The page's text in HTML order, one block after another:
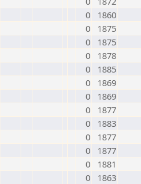
0
1860
0
1875
0
1875
0
1878
0
1885
0
1869
0
1869
0
1877
0
1883
0
1877
0
1877
0
1881
0
1863